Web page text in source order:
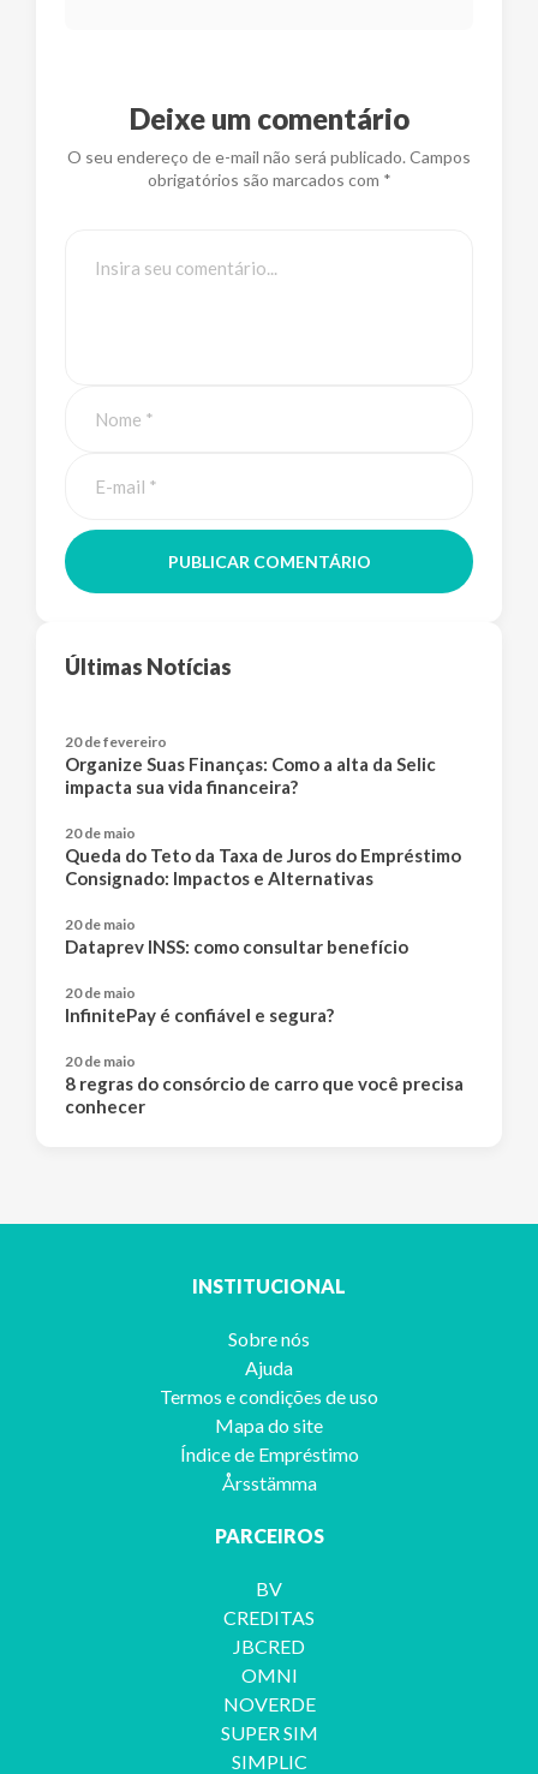
Deixe um comentário
O seu endereço de e-mail não será publicado. Campos
obrigatórios são marcados com *
PUBLICAR COMENTÁRIO
Últimas Notícias
20 de fevereiro
Organize Suas Finanças: Como a alta da Selic
impacta sua vida financeira?
20 de maio
Queda do Teto da Taxa de Juros do Empréstimo
Consignado: Impactos e Alternativas
20 de maio
Dataprev INSS: como consultar benefício
20 de maio
InfinitePay é confiável e segura?
20 de maio
8 regras do consórcio de carro que você precisa
conhecer
INSTITUCIONAL
Sobre nós
Ajuda
Termos e condições de uso
Mapa do site
Índice de Empréstimo
Årsstämma
PARCEIROS
BV
CREDITAS
JBCRED
OMNI
NOVERDE
SUPER SIM
SIMPLIC